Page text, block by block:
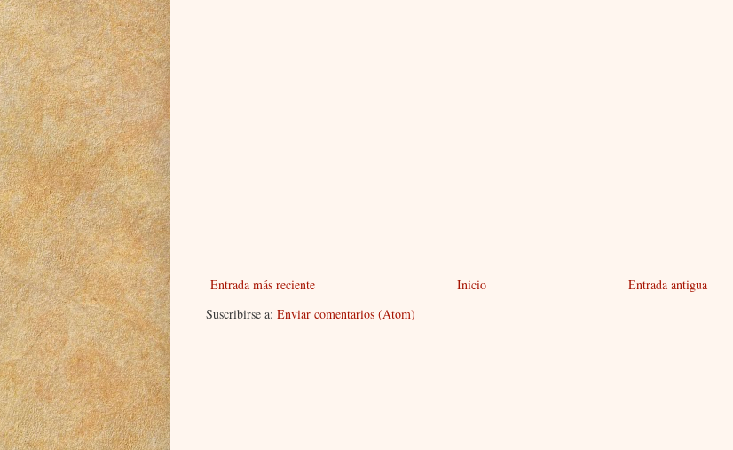
Entrada más reciente Entrada antigua
Inicio
Suscribirse a: Enviar comentarios (Atom)